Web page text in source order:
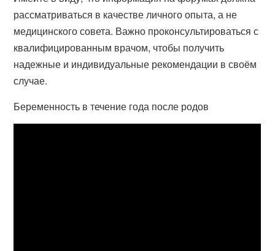
рассматриваться в качестве личного опыта, а не
медицинского совета. Важно проконсультироваться с
квалифицированным врачом, чтобы получить
надежные и индивидуальные рекомендации в своём
случае.
Беременность в течение года после родов